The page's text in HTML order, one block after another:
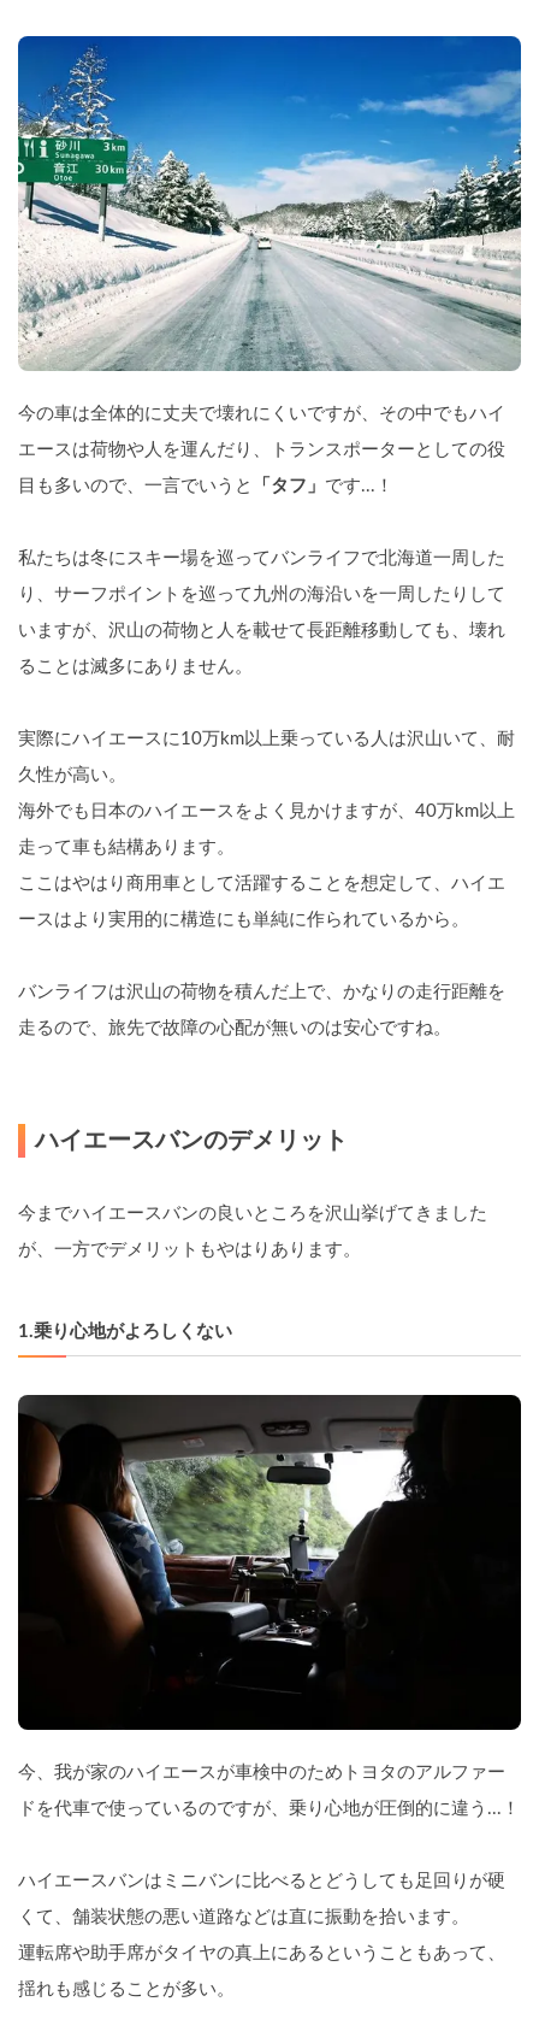
今の車は全体的に丈夫で壊れにくいですが、その中でもハイ
エースは荷物や人を運んだり、トランスポーターとしての役
目も多いので、一言でいうと
「タフ」 です...！
私たちは冬にスキー場を巡ってバンライフで北海道一周した
り、サーフポイントを巡って九州の海沿いを一周したりして
いますが、沢山の荷物と人を載せて長距離移動しても、壊れ
ることは滅多にありません。
実際にハイエースに10万km以上乗っている人は沢山いて、耐
久性が高い。
海外でも日本のハイエースをよく見かけますが、40万km以上
走って車も結構あります。
ここはやはり商用車として活躍することを想定して、ハイエ
ースはより実用的に構造にも単純に作られているから。
バンライフは沢山の荷物を積んだ上で、かなりの走行距離を
走るので、旅先で故障の心配が無いのは安心ですね。
ハイエースバンのデメリット
今までハイエースバンの良いところを沢山挙げてきました
が、一方でデメリットもやはりあります。
1.乗り心地がよろしくない
今、我が家のハイエースが車検中のためトヨタのアルファー
ドを代車で使っているのですが、乗り心地が圧倒的に違う...！
ハイエースバンはミニバンに比べるとどうしても足回りが硬
くて、舗装状態の悪い道路などは直に振動を拾います。
運転席や助手席がタイヤの真上にあるということもあって、
揺れも感じることが多い。